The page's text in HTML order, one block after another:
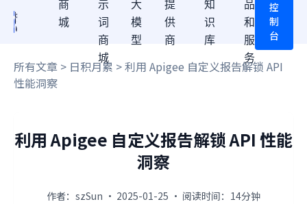
商
城
示
词
商
城
大
模
型
提
供
商
知
识
库
品
和
服
务
控
制
台
所有文章 > 日积月累 > 利用 Apigee 自定义报告解锁 API
性能洞察
利用 Apigee 自定义报告解锁 API 性能
洞察
作者：szSun · 2025-01-25 · 阅读时间：14分钟